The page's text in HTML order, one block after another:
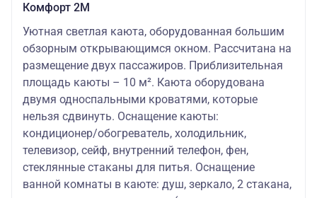
Комфорт 2M
Уютная светлая каюта, оборудованная большим
обзорным открывающимся окном. Рассчитана на
размещение двух пассажиров. Приблизительная
площадь каюты – 10 м². Каюта оборудована
двумя односпальными кроватями, которые
нельзя сдвинуть. Оснащение каюты:
кондиционер/обогреватель, холодильник,
телевизор, сейф, внутренний телефон, фен,
стеклянные стаканы для питья. Оснащение
ванной комнаты в каюте: душ, зеркало, 2 стакана,